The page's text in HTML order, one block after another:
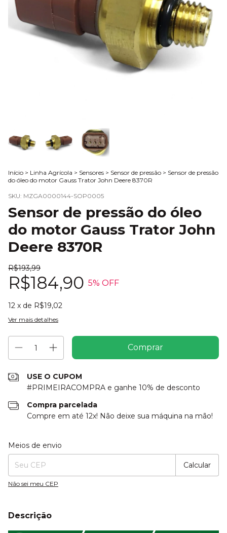
Início > Linha Agrícola > Sensores > Sensor de pressão > Sensor de pressão
do óleo do motor Gauss Trator John Deere 8370R
SKU: MZGA0000144-SOP0005
Sensor de pressão do óleo
do motor Gauss Trator John
Deere 8370R
R$193,99
R$184,90 5% OFF
12 x de R$19,02
Ver mais detalhes
USE O CUPOM
#PRIMEIRACOMPRA e ganhe 10% de desconto
Compra parcelada
Compre em até 12x! Não deixe sua máquina na mão!
Entregas para o CEP:
Meios de envio
Calcular
Não sei meu CEP
Descrição